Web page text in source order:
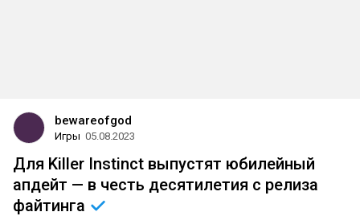
bewareofgod
Игры 05.08.2023
Для Killer Instinct выпустят юбилейный
апдейт — в честь десятилетия с релиза
файтинга